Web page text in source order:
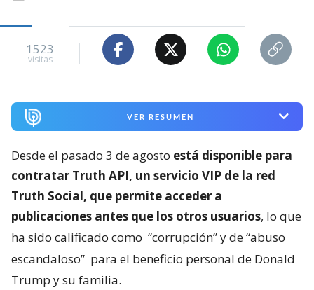
1523
visitas
VER RESUMEN
Desde el pasado 3 de agosto está disponible para
contratar Truth API, un servicio VIP de la red
Truth Social, que permite acceder a
publicaciones antes que los otros usuarios, lo que
ha sido calificado como “corrupción” y de “abuso
escandaloso” para el beneficio personal de Donald
Trump y su familia.